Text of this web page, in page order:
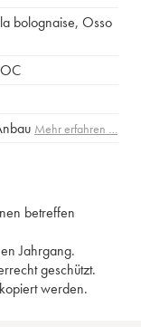
bolognaise, Osso
Mehr erfahren …
betreffen
Jahrgang.
geschützt.
werden.